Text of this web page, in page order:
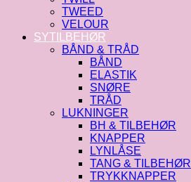
TWEED
VELOUR
SYTILBEHØR
BÅND & TRÅD
BÅND
ELASTIK
SNØRE
TRÅD
LUKNINGER
BH & TILBEHØR
KNAPPER
LYNLÅSE
TANG & TILBEHØR
TRYKKNAPPER